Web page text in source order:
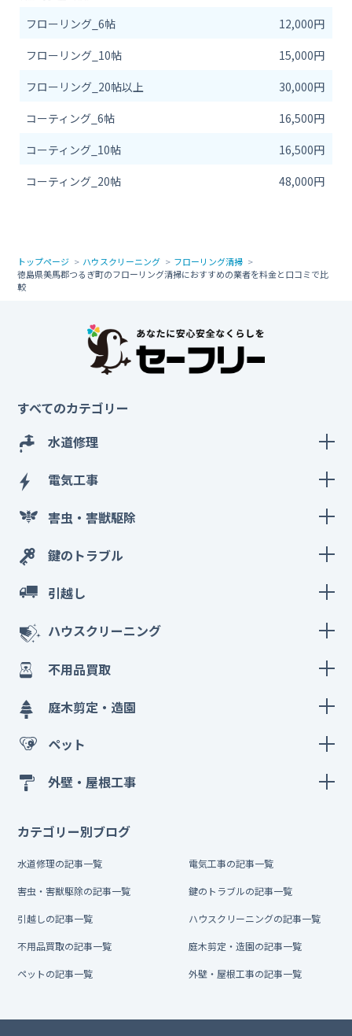
フローリング_6帖
12,000円
フローリング_10帖
15,000円
フローリング_20帖以上
30,000円
コーティング_6帖
16,500円
コーティング_10帖
16,500円
コーティング_20帖
48,000円
トップページ ハウスクリーニング
フローリング清掃
徳島県美馬郡つるぎ町のフローリング清掃におすすめの業者を料金と口コミで比
較
すべてのカテゴリー
水道修理
電気工事
害虫・害獣駆除
鍵のトラブル
引越し
ハウスクリーニング
不用品買取
庭木剪定・造園
ペット
外壁・屋根工事
カテゴリー別ブログ
水道修理の記事一覧 電気工事の記事一覧
害虫・害獣駆除の記事一覧 鍵のトラブルの記事一覧
引越しの記事一覧 ハウスクリーニングの記事一覧
不用品買取の記事一覧 庭木剪定・造園の記事一覧
ペットの記事一覧 外壁・屋根工事の記事一覧